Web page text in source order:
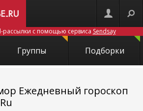
рассылки с помощью сервиса Sendsay
Группы Подборки
Ежедневный гороскоп